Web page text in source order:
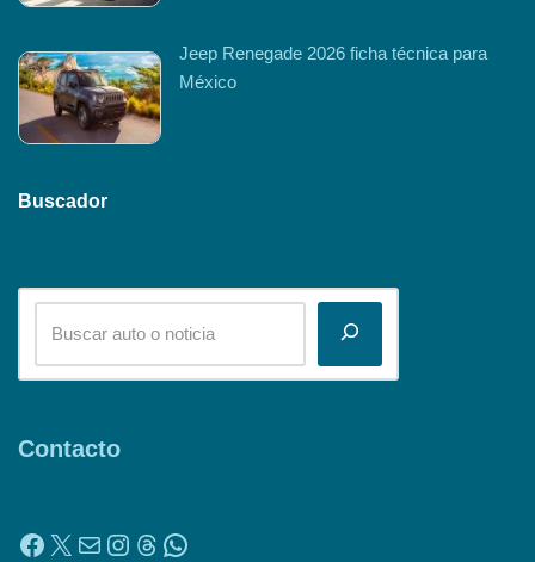
Jeep Renegade 2026 ficha técnica para
México
Buscador
Contacto